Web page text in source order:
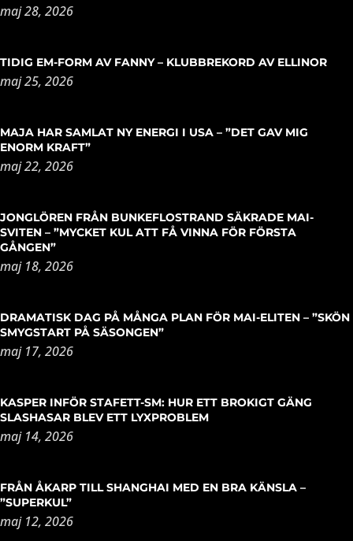
maj 28, 2026
TIDIG EM-FORM AV FANNY – KLUBBREKORD AV ELLINOR
maj 25, 2026
MAJA HAR SAMLAT NY ENERGI I USA – ”DET GAV MIG
ENORM KRAFT”
maj 22, 2026
JONGLÖREN FRÅN BUNKEFLOSTRAND SÄKRADE MAI-
SVITEN – ”MYCKET KUL ATT FÅ VINNA FÖR FÖRSTA
GÅNGEN”
maj 18, 2026
DRAMATISK DAG PÅ MÅNGA PLAN FÖR MAI-ELITEN – ”SKÖN
SMYGSTART PÅ SÄSONGEN”
maj 17, 2026
KASPER INFÖR STAFETT-SM: HUR ETT BROKIGT GÄNG
SLASHASAR BLEV ETT LYXPROBLEM
maj 14, 2026
FRÅN ÅKARP TILL SHANGHAI MED EN BRA KÄNSLA –
”SUPERKUL”
maj 12, 2026